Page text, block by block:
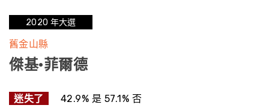
2020 年大選
舊金山縣
傑基·菲爾德
迷失了 42.9% 是 57.1% 否